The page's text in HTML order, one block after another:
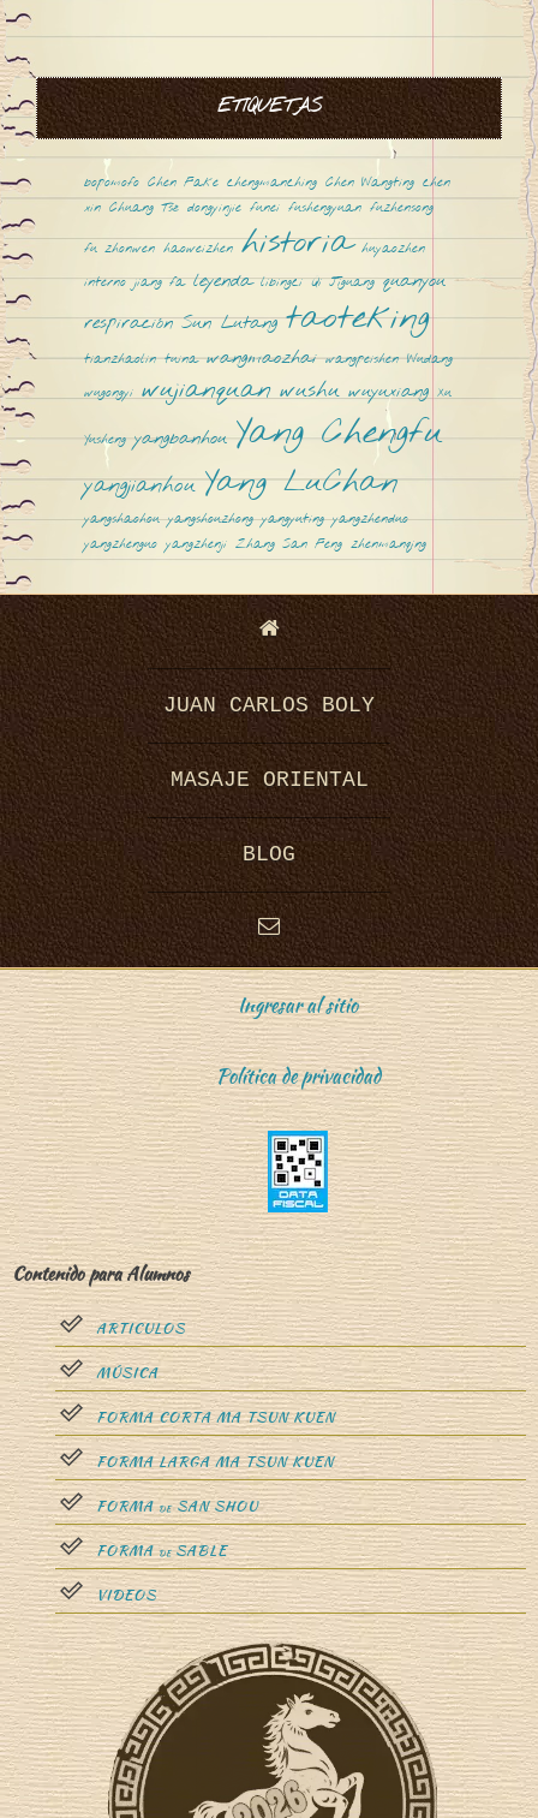
ETIQUETAS
bopomofo Chen Fake chengmanching Chen Wangting chen
xin Chuang Tsé dongyinjie funei fushengyuan fuzhensong
fu zhonwen haoweizhen historia huyaozhen
interno jiang fa leyenda libingci Qi Jiguang quanyou
respiración Sun Lutang taoteking
tianzhaolin tuina wangmaozhai wangpeishen Wudang
wugongyi wujianquan wushu wuyuxiang Xu
Yusheng yangbanhou Yang Chengfu
yangjianhou Yang LuChan
yangshaohou yangshouzhong yangyuting yangzhenduo
yangzhenguo yangzhenji Zhang San Feng zhenmanqing
JUAN CARLOS BOLY
MASAJE ORIENTAL
BLOG
Ingresar al sitio
Política de privacidad
Contenido para Alumnos
ARTICULOS
MÚSICA
FORMA CORTA MA TSUN KUEN
FORMA LARGA MA TSUN KUEN
FORMADESAN SHOU
FORMADESABLE
VIDEOS